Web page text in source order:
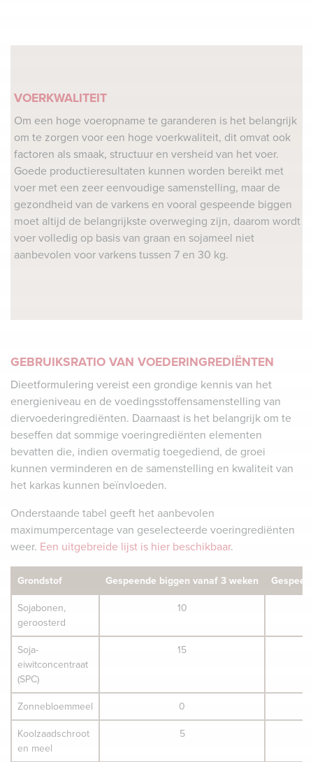
VOERKWALITEIT
Om een hoge voeropname te garanderen is het belangrijk
om te zorgen voor een hoge voerkwaliteit, dit omvat ook
factoren als smaak, structuur en versheid van het voer.
Goede productieresultaten kunnen worden bereikt met
voer met een zeer eenvoudige samenstelling, maar de
gezondheid van de varkens en vooral gespeende biggen
moet altijd de belangrijkste overweging zijn, daarom wordt
voer volledig op basis van graan en sojameel niet
aanbevolen voor varkens tussen 7 en 30 kg.
GEBRUIKSRATIO VAN VOEDERINGREDIËNTEN
Dieetformulering vereist een grondige kennis van het
energieniveau en de voedingsstoffensamenstelling van
diervoederingrediënten. Daarnaast is het belangrijk om te
beseffen dat sommige voeringrediënten elementen
bevatten die, indien overmatig toegediend, de groei
kunnen verminderen en de samenstelling en kwaliteit van
het karkas kunnen beïnvloeden.
Onderstaande tabel geeft het aanbevolen
maximumpercentage van geselecteerde voeringrediënten
weer. Een uitgebreide lijst is hier beschikbaar.
Grondstof Gespeende biggen vanaf 3 weken
Sojabonen,
geroosterd
10
Soja-
eiwitconcentraat
(SPC)
15
Zonnebloemmeel 0
Koolzaadschroot
en meel
5